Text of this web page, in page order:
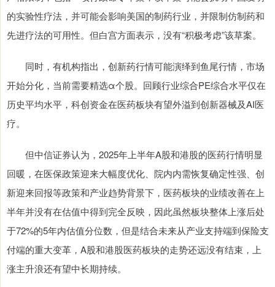
的实验性疗法，并可能会影响美国的制药行业，并限制仿制药和
先进疗法的可用性。但白宫方面表示，没有“积极考虑”该草案。
同时，有机构指出，创新药行情可能演绎到鱼尾行情，市场
开始分化，当前需要精选α个股。回顾行业综合PE综合水平仅在
历史平均水平，科创资金在医药板块有望外溢到创新器械及AI医
疗。
但中信证券认为，2025年上半年A股和港股的医药行情明显
回暖，在医保政策迎来大幅度优化、院内内需恢复确定性强、创
新迎来回报等政策和产业趋势背景下，医药板块的业绩改善在上
半年并没有在估值中得到完全反映，因此虽然板块整体上涨后处
于72%的5年内估值分位数，但是结合未来从产业支持端到保险支
付端的重大变革，A股和港股医药板块的走势还远没有结束，上
涨主升浪还有望中长期持续。